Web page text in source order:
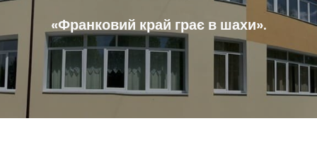
«Франковий край грає в шахи».